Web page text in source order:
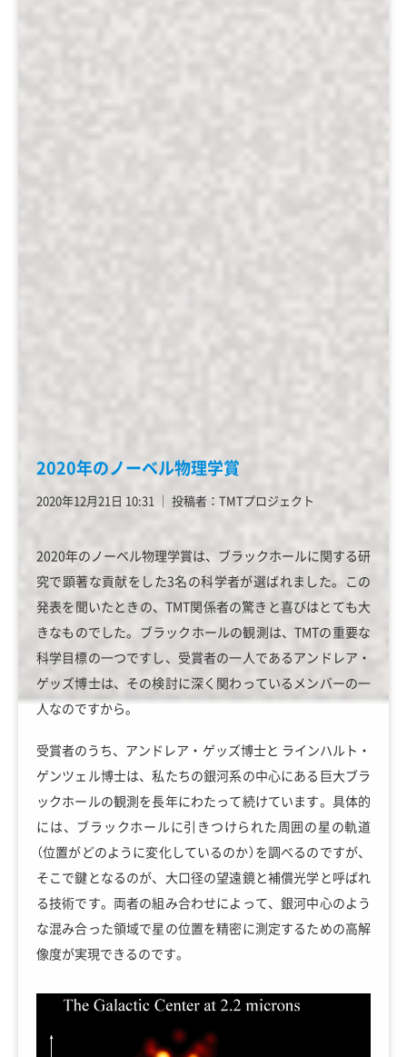
2020年のノーベル物理学賞
2020年12月21日 10:31 │ 投稿者：TMTプロジェクト
2020年のノーベル物理学賞は、ブラックホールに関する研
究で顕著な貢献をした3名の科学者が選ばれました。この
発表を聞いたときの、TMT関係者の驚きと喜びはとても大
きなものでした。ブラックホールの観測は、TMTの重要な
科学目標の一つですし、受賞者の一人であるアンドレア・
ゲッズ博士は、その検討に深く関わっているメンバーの一
人なのですから。
受賞者のうち、アンドレア・ゲッズ博士と ラインハルト・
ゲンツェル博士は、私たちの銀河系の中心にある巨大ブラ
ックホールの観測を長年にわたって続けています。具体的
には、ブラックホールに引きつけられた周囲の星の軌道
（位置がどのように変化しているのか）を調べるのですが、
そこで鍵となるのが、大口径の望遠鏡と補償光学と呼ばれ
る技術です。両者の組み合わせによって、銀河中心のよう
な混み合った領域で星の位置を精密に測定するための高解
像度が実現できるのです。